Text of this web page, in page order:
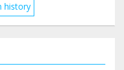
history